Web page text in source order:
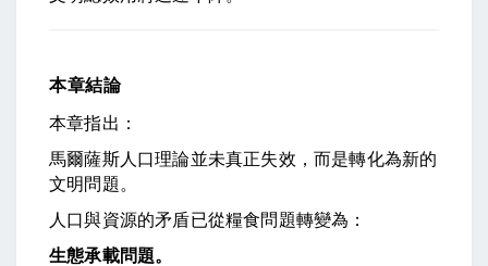
本章結論
本章指出：
馬爾薩斯人口理論並未真正失效，而是轉化為新的
文明問題。
人口與資源的矛盾已從糧食問題轉變為：
生態承載問題。